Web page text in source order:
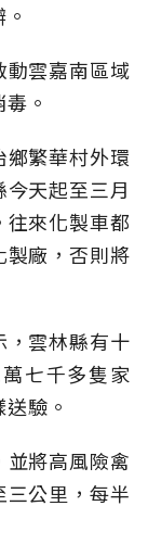
動雲嘉南區域
。
繁華村外環
天起至三月
來化製車都
製廠，否則將
，雲林縣有十
七千多隻家
驗。
將高風險禽
公里，每半